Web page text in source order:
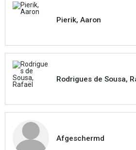
Pierik, Aaron
Rodrigues de Sousa,
Afgeschermd